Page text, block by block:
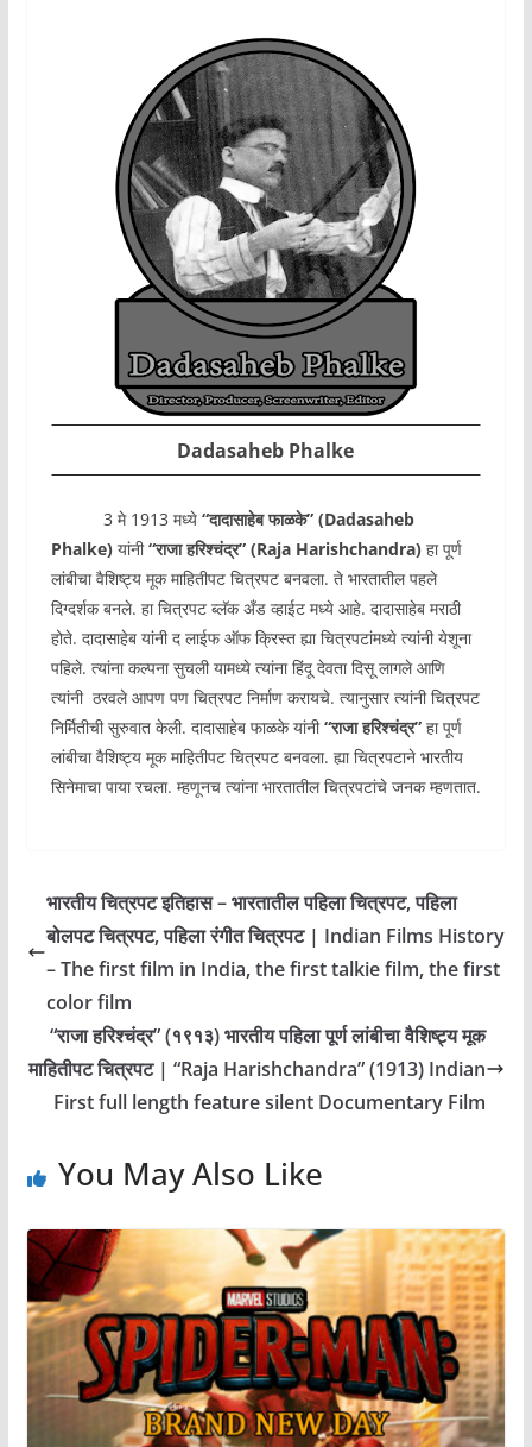
Dadasaheb Phalke
3 मे 1913 मध्ये “दादासाहेब फाळके” (Dadasaheb
Phalke)यांनी“राजा हरिश्चंद्र” (Raja Harishchandra)हा पूर्ण
लांबीचा वैशिष्ट्य मूक माहितीपट चित्रपट बनवला. ते भारतातील पहले
दिग्दर्शक बनले. हा चित्रपट ब्लॅक अँड व्हाईट मध्ये आहे. दादासाहेब मराठी
होते. दादासाहेब यांनी द लाईफ ऑफ क्रिस्त ह्या चित्रपटांमध्ये त्यांनी येशूना
पहिले. त्यांना कल्पना सुचली यामध्ये त्यांना हिंदू देवता दिसू लागले आणि
त्यांनी ठरवले आपण पण चित्रपट निर्माण करायचे. त्यानुसार त्यांनी चित्रपट
निर्मितीची सुरुवात केली. दादासाहेब फाळके यांनी“राजा हरिश्चंद्र” हा पूर्ण
लांबीचा वैशिष्ट्य मूक माहितीपट चित्रपट बनवला. ह्या चित्रपटाने भारतीय
सिनेमाचा पाया रचला. म्हणूनच त्यांना भारतातील चित्रपटांचे जनक म्हणतात.
भारतीय चित्रपट इतिहास – भारतातील पहिला चित्रपट, पहिला
बोलपट चित्रपट, पहिला रंगीत चित्रपट | Indian Films History
– The first film in India, the first talkie film, the first
color film
“राजा हरिश्चंद्र” (१९१३) भारतीय पहिला पूर्ण लांबीचा वैशिष्ट्य मूक
माहितीपट चित्रपट | “Raja Harishchandra” (1913) Indian
First full length feature silent Documentary Film
You May Also Like